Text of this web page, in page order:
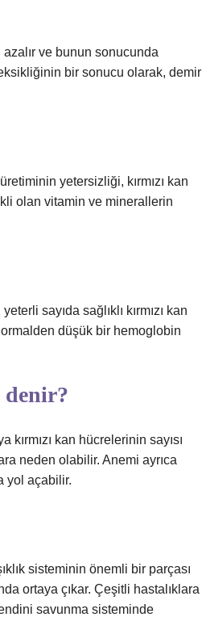
ve bunun sonucunda
bir sonucu olarak, demir
yetersizliği, kırmızı kan
olan vitamin ve minerallerin
sayıda sağlıklı kırmızı kan
düşük bir hemoglobin
denir?
kan hücrelerinin sayısı
neden olabilir. Anemi ayrıca
yol açabilir.
sisteminin önemli bir parçası
ortaya çıkar. Çeşitli hastalıklara
savunma sisteminde